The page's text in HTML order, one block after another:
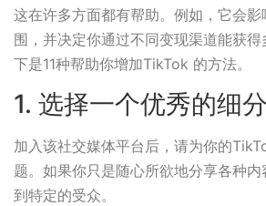
这在许多方面都有帮助。例如，它会
围，并决定你通过不同变现渠道能获
下是11种帮助你增加TikTok 的方法。
1. 选择一个优秀的细
加入该社交媒体平台后，请为你的
题。如果你只是随心所欲地分享各种内
到特定的受众。